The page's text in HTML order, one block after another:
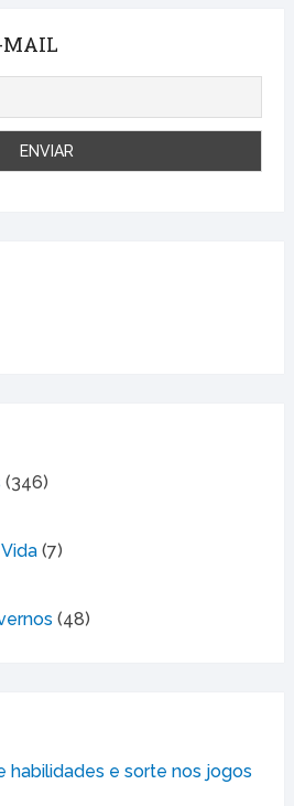
MAIL
(346)
(7)
(48)
habilidades e sorte nos jogos